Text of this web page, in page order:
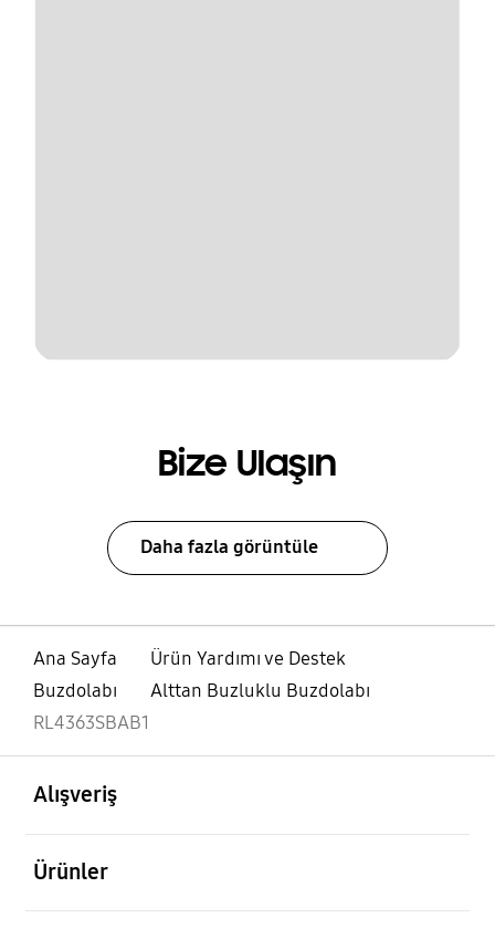
Bize Ulaşın
Daha fazla görüntüle
Ana Sayfa
Ürün Yardımı ve Destek
Buzdolabı
Alttan Buzluklu Buzdolabı
RL4363SBAB1
Alışveriş
Ürünler